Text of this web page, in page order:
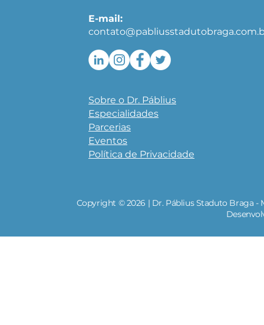
E-mail:
Sobre o Dr. Páblius
Especialidades
Parcerias
Eventos
Política de Privacidade
Copyright © 2026 | Dr. Páblius Staduto Braga -